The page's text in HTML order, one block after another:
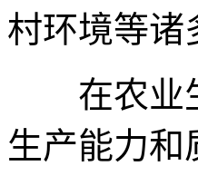
村环境等诸
在农业生
生产能力和